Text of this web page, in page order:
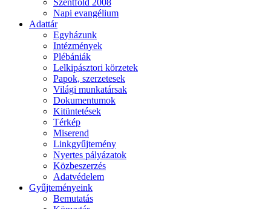
Szentföld 2008
Napi evangélium
Adattár
Egyházunk
Intézmények
Plébániák
Lelkipásztori körzetek
Papok, szerzetesek
Világi munkatársak
Dokumentumok
Kitüntetések
Térkép
Miserend
Linkgyűjtemény
Nyertes pályázatok
Közbeszerzés
Adatvédelem
Gyűjteményeink
Bemutatás